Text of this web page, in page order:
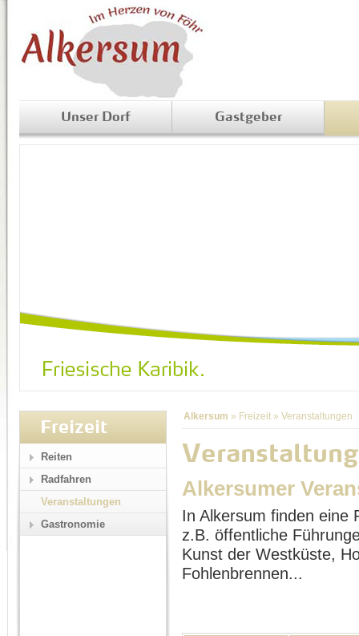
Unser Dorf Gastgeber
Alkersum » Freizeit » Veranstaltungen
Alkersumer
In Alkersum finden eine
z.B. öffentliche
Kunst der Westküste,
Fohlenbrennen...
Freizeit
Reiten
Radfahren
Veranstaltungen
Gastronomie